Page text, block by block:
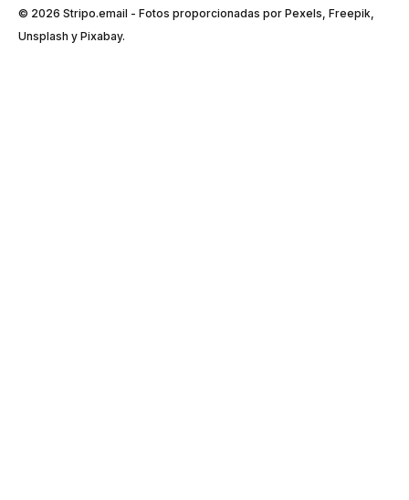
© 2026 Stripо.email - Fotos proporcionadas por Pexels, Freepik,
Unsplash y Pixabay.